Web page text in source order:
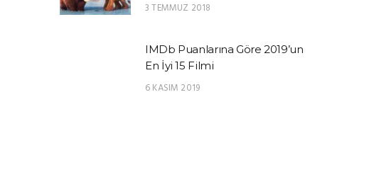
3 TEMMUZ 2018
IMDb Puanlarına Göre 2019’un
En İyi 15 Filmi
6 KASIM 2019